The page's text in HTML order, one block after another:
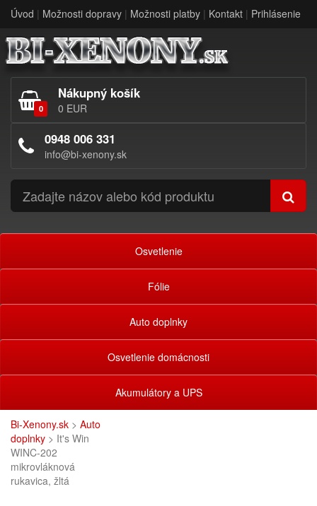
Úvod | Možnosti dopravy | Možnosti platby | Kontakt | Prihlásenie
0
Nákupný košík
0 EUR
0948 006 331
info@bi-xenony.sk
Osvetlenie
Fólie
Auto doplnky
Osvetlenie domácnosti
Akumulátory a UPS
Bi-Xenony.sk > Auto
doplnky > It's Win
WINC-202
mikrovláknová
rukavica, žltá